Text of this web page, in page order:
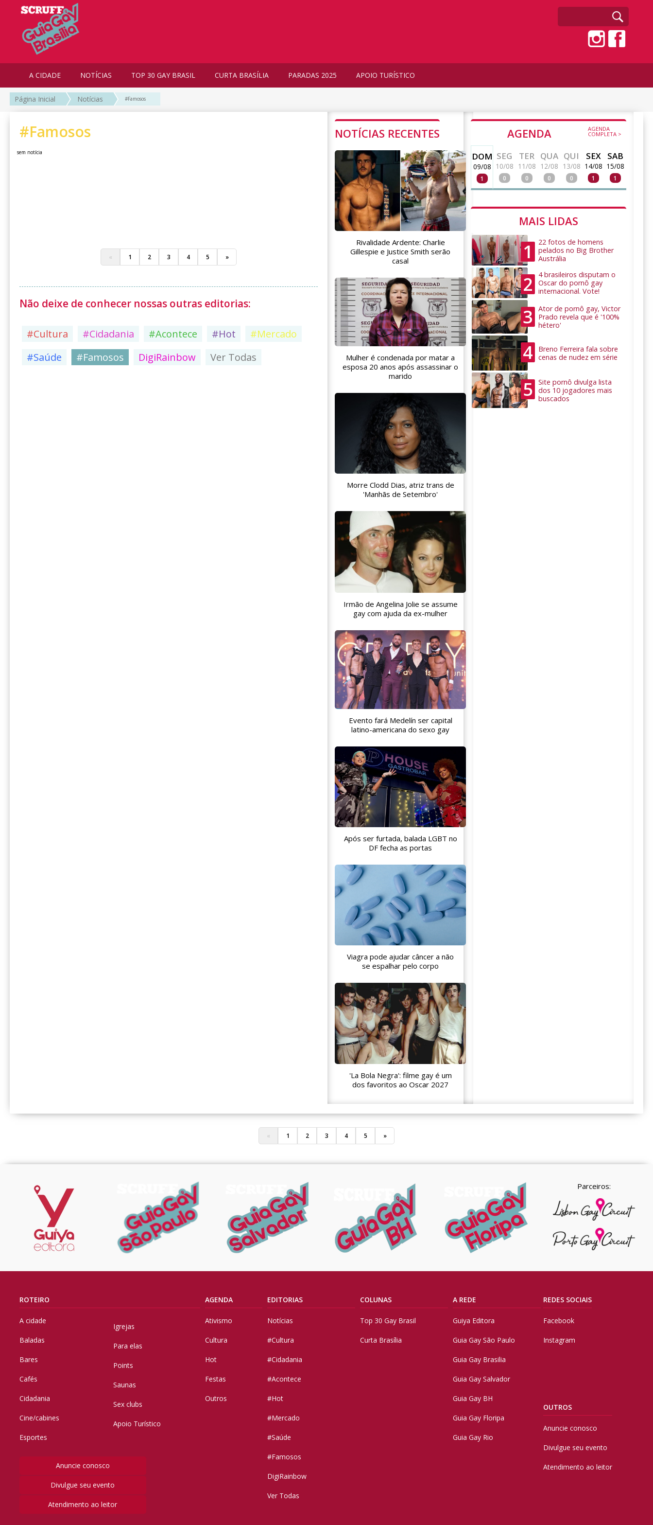
A CIDADE NOTÍCIAS TOP 30 GAY BRASIL CURTA BRASÍLIA PARADAS 2025 APOIO TURÍSTICO
Página Inicial Notícias #Famosos
#Famosos
sem notícia
« 1 2 3 4 5 »
Não deixe de conhecer nossas outras editorias:
#Cultura #Cidadania #Acontece #Hot
#Mercado
#Saúde
#Famosos DigiRainbow Ver Todas
NOTÍCIAS RECENTES
Rivalidade Ardente: Charlie
Gillespie e Justice Smith serão
casal
Mulher é condenada por matar a
esposa 20 anos após assassinar o
marido
Morre Clodd Dias, atriz trans de
'Manhãs de Setembro'
Irmão de Angelina Jolie se assume
gay com ajuda da ex-mulher
Evento fará Medelín ser capital
latino-americana do sexo gay
Após ser furtada, balada LGBT no
DF fecha as portas
Viagra pode ajudar câncer a não
se espalhar pelo corpo
'La Bola Negra': filme gay é um
dos favoritos ao Oscar 2027
AGENDA AGENDA
COMPLETA >
DOM
09/08
1
SEG
10/08
0
TER
11/08
0
QUA
12/08
0
QUI
13/08
0
SEX
14/08
1
SAB
15/08
1
MAIS LIDAS
1
22 fotos de homens
pelados no Big Brother
Austrália
2
4 brasileiros disputam o
Oscar do pornô gay
internacional. Vote!
3
Ator de pornô gay, Victor
Prado revela que é '100%
hétero'
4
Breno Ferreira fala sobre
cenas de nudez em série
5
Site pornô divulga lista
dos 10 jogadores mais
buscados
« 1 2 3 4 5 »
Parceiros:
ROTEIRO
A cidade
Baladas
Bares
Cafés
Cidadania
Cine/cabines
Esportes
Igrejas
Para elas
Points
Saunas
Sex clubs
Apoio Turístico
Anuncie conosco
Divulgue seu evento
Atendimento ao leitor
AGENDA
Ativismo
Cultura
Hot
Festas
Outros
EDITORIAS
Notícias
#Cultura
#Cidadania
#Acontece
#Hot
#Mercado
#Saúde
#Famosos
DigiRainbow
Ver Todas
COLUNAS
Top 30 Gay Brasil
Curta Brasília
A REDE
Guiya Editora
Guia Gay São Paulo
Guia Gay Brasilia
Guia Gay Salvador
Guia Gay BH
Guia Gay Floripa
Guia Gay Rio
REDES SOCIAIS
Facebook
Instagram
OUTROS
Anuncie conosco
Divulgue seu evento
Atendimento ao leitor